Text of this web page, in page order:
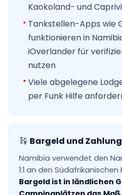
Kaokoland- und
Tankstellen-Apps wie
funktionieren in
iOverlander für
nutzen
Viele abgelegene
per Funk Hilfe
Bargeld und
Namibia verwendet den
1:1 an den
Bargeld ist in ländlichen